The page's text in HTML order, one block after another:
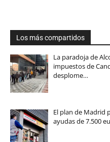
Los más compartidos
La paradoja de
impuestos de
desplome…
El plan de Madrid
ayudas de 7.500